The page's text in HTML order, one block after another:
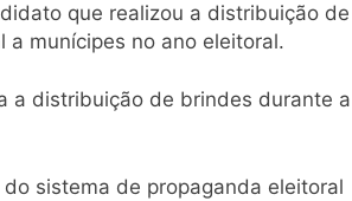
que realizou a distribuição de
munícipes no ano eleitoral.
a distribuição de brindes durante a
sistema de propaganda eleitoral